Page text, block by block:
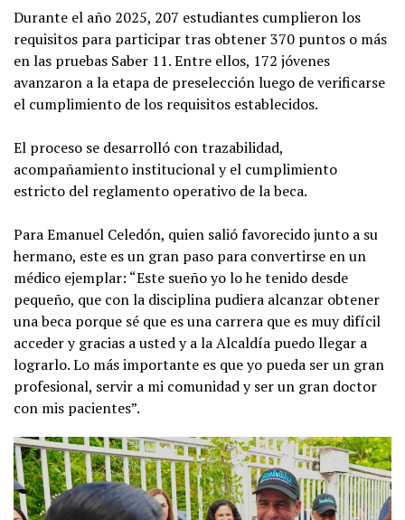
Durante el año 2025, 207 estudiantes cumplieron los
requisitos para participar tras obtener 370 puntos o más
en las pruebas Saber 11. Entre ellos, 172 jóvenes
avanzaron a la etapa de preselección luego de verificarse
el cumplimiento de los requisitos establecidos.
El proceso se desarrolló con trazabilidad,
acompañamiento institucional y el cumplimiento
estricto del reglamento operativo de la beca.
Para Emanuel Celedón, quien salió favorecido junto a su
hermano, este es un gran paso para convertirse en un
médico ejemplar: “Este sueño yo lo he tenido desde
pequeño, que con la disciplina pudiera alcanzar obtener
una beca porque sé que es una carrera que es muy difícil
acceder y gracias a usted y a la Alcaldía puedo llegar a
lograrlo. Lo más importante es que yo pueda ser un gran
profesional, servir a mi comunidad y ser un gran doctor
con mis pacientes”.